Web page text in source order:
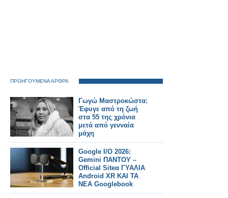
ΠΡΟΗΓΟΥΜΕΝΑ ΑΡΘΡΑ
Γωγώ Μαστροκώστα:
Έφυγε από τη ζωή
στα 55 της χρόνια
μετά από γενναία
μάχη
Google I/O 2026:
Gemini ΠΑΝΤΟΥ –
Official Siteα ΓΥΑΛΙΑ
Android XR ΚΑΙ ΤΑ
ΝΕΑ Googlebook
laptops